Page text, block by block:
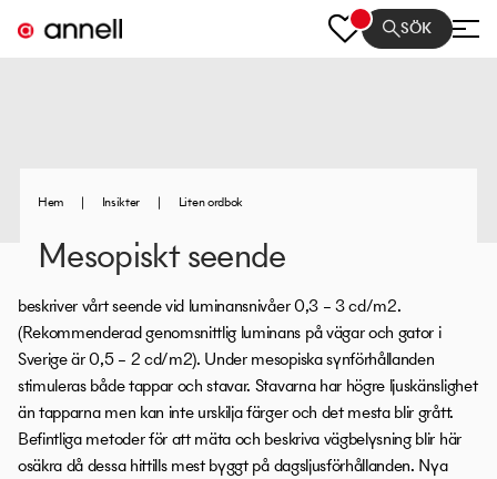
SÖK
Hem | Insikter | Liten ordbok
Mesopiskt seende
beskriver vårt seende vid luminansnivåer 0,3 – 3 cd/m2.
(Rekommenderad genomsnittlig luminans på vägar och gator i
Sverige är 0,5 – 2 cd/m2). Under mesopiska synförhållanden
stimuleras både tappar och stavar. Stavarna har högre ljuskänslighet
än tapparna men kan inte urskilja färger och det mesta blir grått.
Befintliga metoder för att mäta och beskriva vägbelysning blir här
osäkra då dessa hittills mest byggt på dagsljusförhållanden. Nya